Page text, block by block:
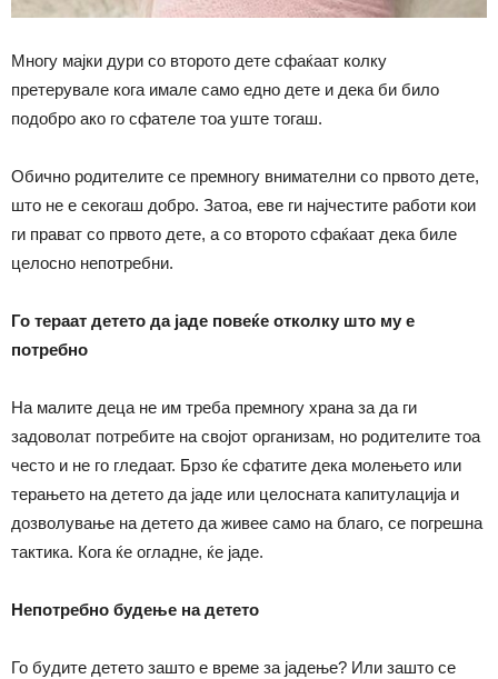
Многу мајки дури со второто дете сфаќаат колку
претерувале кога имале само едно дете и дека би било
подобро ако го сфателе тоа уште тогаш.
Обично родителите се премногу внимателни со првото дете,
што не е секогаш добро. Затоа, еве ги најчестите работи кои
ги прават со првото дете, а со второто сфаќаат дека биле
целосно непотребни.
Го тераат детето да јаде повеќе отколку што му е
потребно
На малите деца не им треба премногу храна за да ги
задоволат потребите на својот организам, но родителите тоа
често и не го гледаат. Брзо ќе сфатите дека молењето или
терањето на детето да јаде или целосната капитулација и
дозволување на детето да живее само на благо, се погрешна
тактика. Кога ќе огладне, ќе јаде.
Непотребно будење на детето
Го будите детето зашто е време за јадење? Или зашто се